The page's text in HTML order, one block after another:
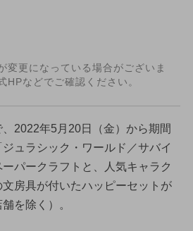
変更になっている場合がございま
HPなどでご確認ください。
2022年5月20日（金）から期間
ュラシック・ワールド／サバイ
パークラフトと、人気キャラク
房具が付いたハッピーセットが
を除く）。